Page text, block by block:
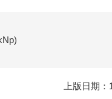
上版日期